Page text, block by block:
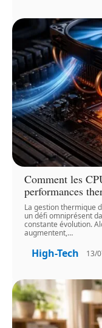
Comment les
performances
La gestion thermique
un défi omniprésent
constante évolution.
augmentent,…
High-Tech 13/